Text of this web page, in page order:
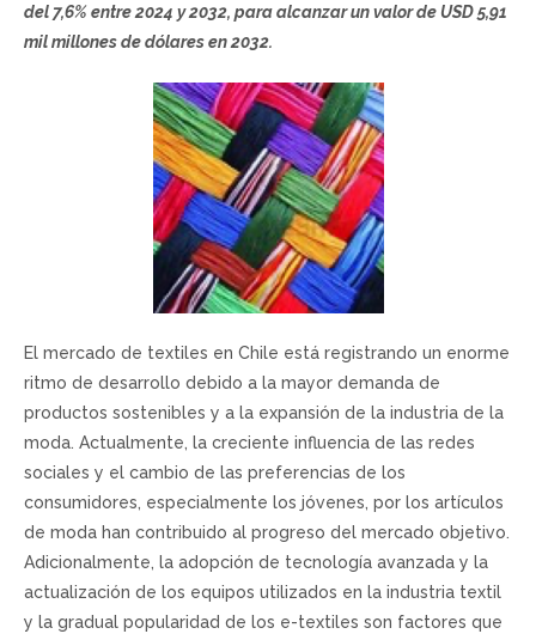
del 7,6% entre 2024 y 2032, para alcanzar un valor de USD 5,91
mil millones de dólares en 2032.
El mercado de textiles en Chile está registrando un enorme
ritmo de desarrollo debido a la mayor demanda de
productos sostenibles y a la expansión de la industria de la
moda. Actualmente, la creciente influencia de las redes
sociales y el cambio de las preferencias de los
consumidores, especialmente los jóvenes, por los artículos
de moda han contribuido al progreso del mercado objetivo.
Adicionalmente, la adopción de tecnología avanzada y la
actualización de los equipos utilizados en la industria textil
y la gradual popularidad de los e-textiles son factores que